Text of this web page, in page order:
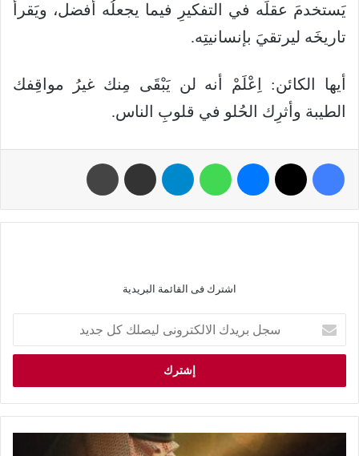
يَستخدمَ عقلَه في التفكيرِ فيما يجعلُه أفضل، ويَقرأَ
تاريخَه ليرتقيَ بإنسانيتِه.
أيها الكائن: اِعْلَمْ أنه لن يَبْقَى مِنك غيرُ مواقِفك
الطيبة وأثرِك الحُلو في قلوبِ الناس.
اشترك فى القائمة البريدية